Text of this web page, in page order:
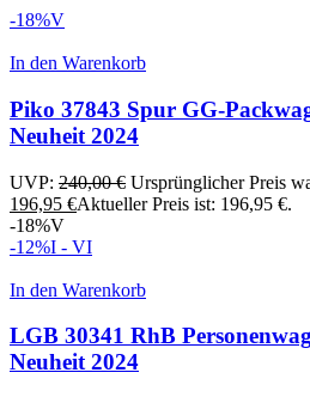
-18%V
In den Warenkorb
Piko 37843 Spur GG-
Neuheit 2024
UVP: 240,00€ Ursprünglicher Preis
196,95 €Aktueller Preis ist: 196,95 €.
-18%V
-12%I - VI
In den Warenkorb
LGB 30341 RhB
Neuheit 2024